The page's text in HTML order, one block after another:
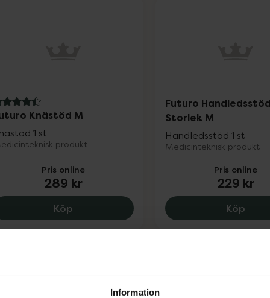
Information
av 5 i omdöme
Knästöd M
1 st
produkt
Pris online
289 kr
Köp Futuro Knästöd M, 289 kr.
Futuro
Storlek M
Handledsstöd 1 st
Medicinteknisk produkt
Pris online
229 kr
Köp